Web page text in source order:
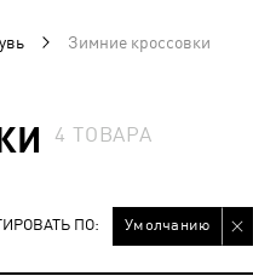
Зимние кроссовки
4 ТОВАРА
ПО: Умолчанию